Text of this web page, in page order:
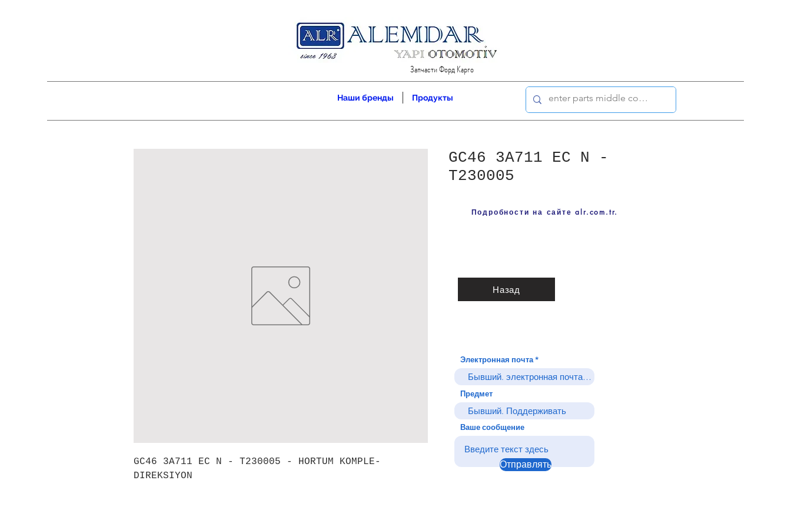
Запчасти Форд Карго
Наши бренды Продукты
GC46 3A711 EC N - T230005 - HORTUM KOMPLE-
DIREKSIYON
GC46 3A711 EC N -
T230005
Назад
Подробности на сайте alr.com.tr.
Электронная почта
Предмет
Ваше сообщение
Отправлять